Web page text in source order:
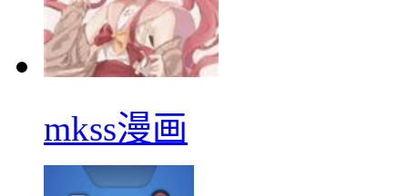
mkss漫画